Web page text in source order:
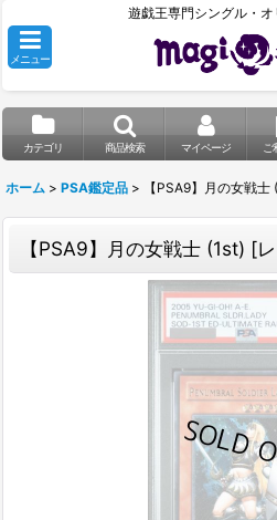
遊戯王専門シングル・オ
メニュー
カテゴリ 商品検索 マイページ ご
ホーム > PSA鑑定品 > 【PSA9】月の女戦
【PSA9】月の女戦士 (1st) [